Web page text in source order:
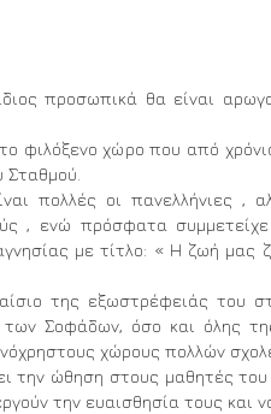
προσωπικά θα είναι
φιλόξενο χώρο που από
Σταθμού.
πολλές οι πανελλήνιες ,
, ενώ πρόσφατα
με τίτλο: « Η ζωή μας
της εξωστρέφειάς του
των Σοφάδων, όσο και όλης
χώρους πολλών
την ώθηση στους μαθητές
την ευαισθησία τους και